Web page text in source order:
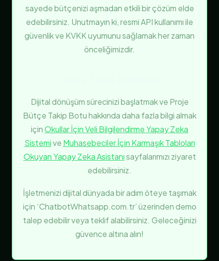
sayede bütçenizi aşmadan etkili bir çözüm elde
edebilirsiniz. Unutmayın ki, resmi API kullanımı ile
güvenlik ve KVKK uyumunu sağlamak her zaman
önceliğimizdir.
Dijital dönüşüm sürecinizi başlatmak ve Proje
Bütçe Takip Botu hakkında daha fazla bilgi almak
içinOkullar İçin Veli Bilgilendirme Yapay Zeka
Sistemive Muhasebeciler İçin Karmaşık Tabloları
Okuyan Yapay Zeka Asistanısayfalarımızı ziyaret
edebilirsiniz.
İşletmenizi dijital dünyada bir adım öteye taşımak
için ‘ChatbotWhatsapp.com.tr’ üzerinden demo
talep edebilir veya teklif alabilirsiniz. Geleceğinizi
güvence altına alın!